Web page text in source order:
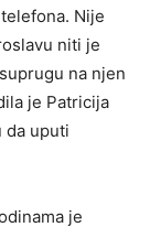
Nije
niti je
na njen
je Patricija
da uputi
je